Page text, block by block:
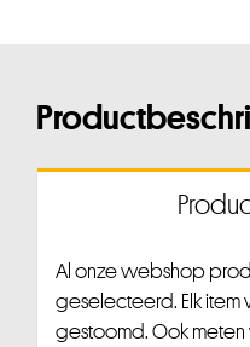
Al onze webshop
geselecteerd. Elk
gestoomd. Ook meten